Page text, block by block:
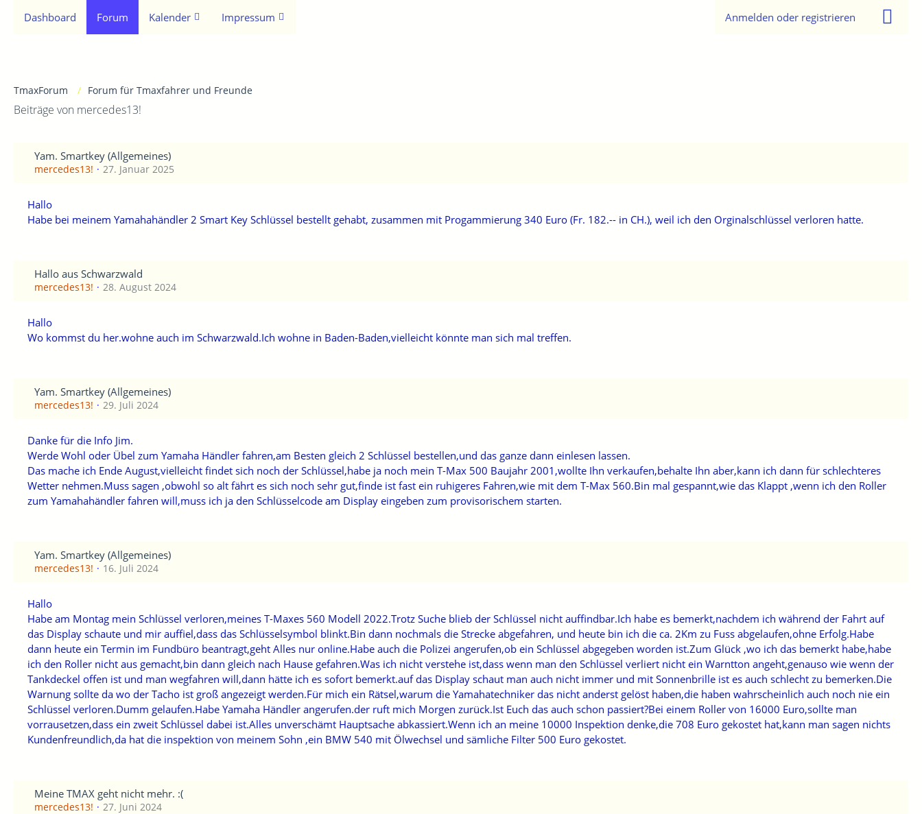
Dashboard Forum Kalender Impressum Anmelden oder registrieren
TmaxForum Forum für Tmaxfahrer und Freunde
Beiträge von mercedes13!
Yam. Smartkey (Allgemeines)
mercedes13! 27. Januar 2025
Hallo
Habe bei meinem Yamahahändler 2 Smart Key Schlüssel bestellt gehabt, zusammen mit Progammierung 340 Euro (Fr. 182.-- in CH.), weil ich den Orginalschlüssel verloren hatte.
Hallo aus Schwarzwald
mercedes13! 28. August 2024
Hallo
Wo kommst du her.wohne auch im Schwarzwald.Ich wohne in Baden-Baden,vielleicht könnte man sich mal treffen.
Yam. Smartkey (Allgemeines)
mercedes13! 29. Juli 2024
Danke für die Info Jim.
Werde Wohl oder Übel zum Yamaha Händler fahren,am Besten gleich 2 Schlüssel bestellen,und das ganze dann einlesen lassen.
Das mache ich Ende August,vielleicht findet sich noch der Schlüssel,habe ja noch mein T-Max 500 Baujahr 2001,wollte Ihn verkaufen,behalte Ihn aber,kann ich dann für schlechteres
Wetter nehmen.Muss sagen ,obwohl so alt fährt es sich noch sehr gut,finde ist fast ein ruhigeres Fahren,wie mit dem T-Max 560.Bin mal gespannt,wie das Klappt ,wenn ich den Roller
zum Yamahahändler fahren will,muss ich ja den Schlüsselcode am Display eingeben zum provisorischem starten.
Yam. Smartkey (Allgemeines)
mercedes13! 16. Juli 2024
Hallo
Habe am Montag mein Schlüssel verloren,meines T-Maxes 560 Modell 2022.Trotz Suche blieb der Schlüssel nicht auffindbar.Ich habe es bemerkt,nachdem ich während der Fahrt auf
das Display schaute und mir auffiel,dass das Schlüsselsymbol blinkt.Bin dann nochmals die Strecke abgefahren, und heute bin ich die ca. 2Km zu Fuss abgelaufen,ohne Erfolg.Habe
dann heute ein Termin im Fundbüro beantragt,geht Alles nur online.Habe auch die Polizei angerufen,ob ein Schlüssel abgegeben worden ist.Zum Glück ,wo ich das bemerkt habe,habe
ich den Roller nicht aus gemacht,bin dann gleich nach Hause gefahren.Was ich nicht verstehe ist,dass wenn man den Schlüssel verliert nicht ein Warntton angeht,genauso wie wenn der
Tankdeckel offen ist und man wegfahren will,dann hätte ich es sofort bemerkt.auf das Display schaut man auch nicht immer und mit Sonnenbrille ist es auch schlecht zu bemerken.Die
Warnung sollte da wo der Tacho ist groß angezeigt werden.Für mich ein Rätsel,warum die Yamahatechniker das nicht anderst gelöst haben,die haben wahrscheinlich auch noch nie ein
Schlüssel verloren.Dumm gelaufen.Habe Yamaha Händler angerufen.der ruft mich Morgen zurück.Ist Euch das auch schon passiert?Bei einem Roller von 16000 Euro,sollte man
vorrausetzen,dass ein zweit Schlüssel dabei ist.Alles unverschämt Hauptsache abkassiert.Wenn ich an meine 10000 Inspektion denke,die 708 Euro gekostet hat,kann man sagen nichts
Kundenfreundlich,da hat die inspektion von meinem Sohn ,ein BMW 540 mit Ölwechsel und sämliche Filter 500 Euro gekostet.
Meine TMAX geht nicht mehr. :(
mercedes13! 27. Juni 2024